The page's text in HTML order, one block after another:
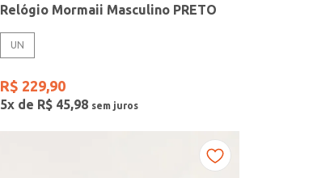
Relógio Mormaii Masculino PRETO
UN
R$ 229,90
5x de R$ 45,98